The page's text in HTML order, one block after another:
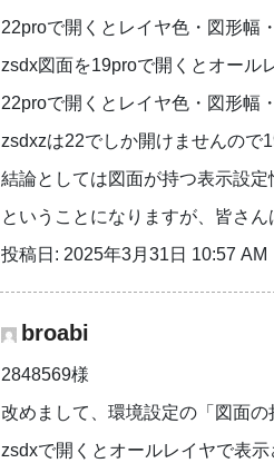
22proで開くとレイヤ色・図形幅
zsdx図面を19proで開くとオール
22proで開くとレイヤ色・図形幅
zsdxzは22でしか開けませんので
結論としては図面が持つ表示設
ということになりますが、皆さん
投稿日: 2025年3月31日 10:57 AM
broabi
2848569様
改めまして、環境設定の「図面
zsdxで開くとオールレイヤで表示